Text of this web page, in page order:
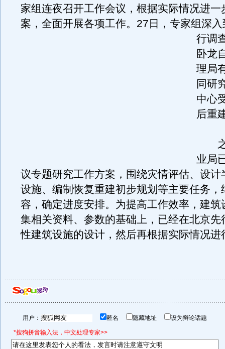
家组连夜召开工作会议，根据实际情况进一
案，全面开展各项工作。 27日，专家组深
行调
卧龙
理局
同研
中心
后重
之
业局
议专题研究工作方案，围绕灾情评估、设计
设施、编制恢复重建初步规划等主要任务，
容，确定进度安排。为提高工作效率，建筑
集相关资料、参数的基础上，已经在北京先
性建筑设施的设计，然后再根据实际情况进
用户： 匿名 隐藏地址 设为辩论话题
*搜狗拼音输入法，中文处理专家>>